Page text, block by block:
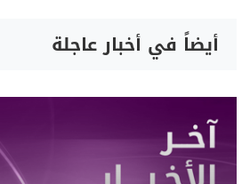
أيضاً في أخبار عاجلة